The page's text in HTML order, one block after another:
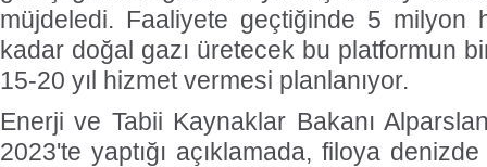
müjdeledi. Faaliyete geçtiğinde 5 milyon
kadar doğal gazı üretecek bu platformun
15-20 yıl hizmet vermesi planlanıyor.
Enerji ve Tabii Kaynaklar Bakanı
2023'te yaptığı açıklamada, filoya